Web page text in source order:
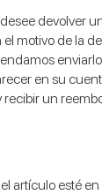
devolver
motivo de la
en su
un
artículo esté